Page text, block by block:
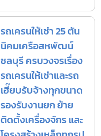
รถเครนให้เช่า 25 ตัน
นิคมเครือสหพัฒน์
ชลบุรี ครบวงจรเรื่อง
รถเครนให้เช่าและรถ
เฮี๊ยบรับจ้างทุกขนาด
รองรับงานยก ย้าย
ติดตั้งเครื่องจักร และ